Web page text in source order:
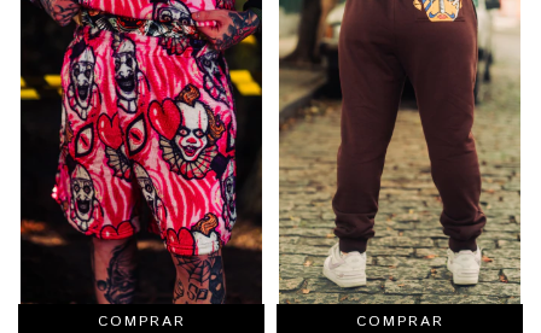
COMPRAR COMPRAR